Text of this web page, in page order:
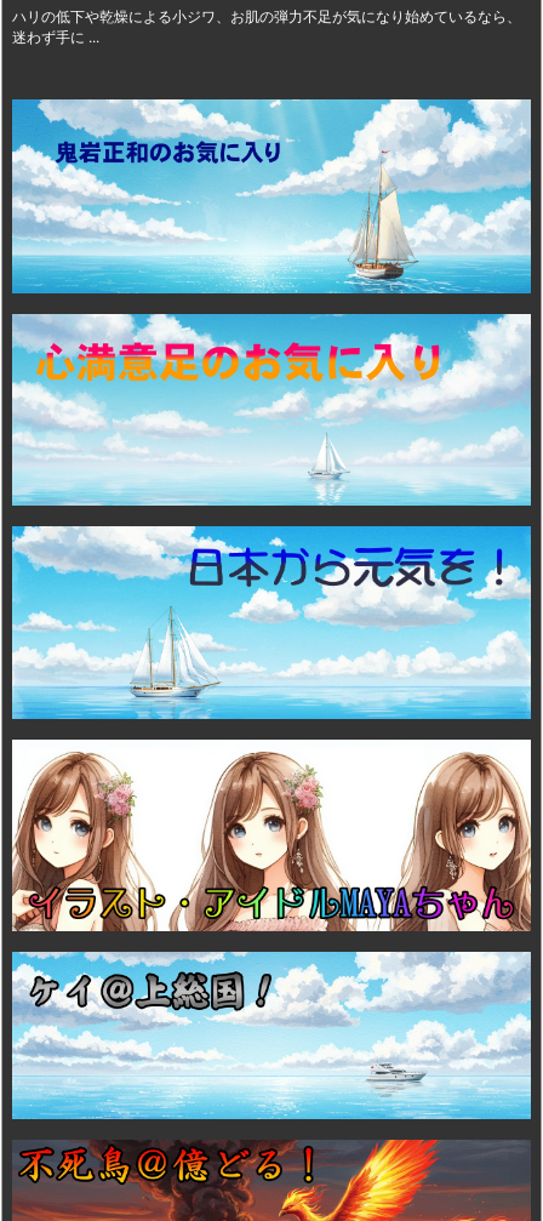
ハリの低下や乾燥による小ジワ、お肌の弾力不足が気になり始めているなら、
迷わず手に ...